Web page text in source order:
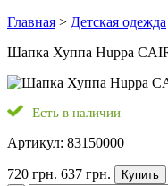
Главная > Детская одежда
Шапка Хуппа Huppa
Есть в наличии
Артикул: 83150000
720 грн. 637 грн.
Купить